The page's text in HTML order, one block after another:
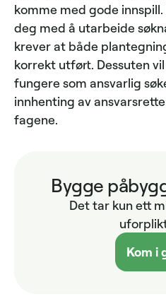
komme med gode
deg med å utarbeide
krever at både
korrekt utført. Dessuten
fungere som ansvarlig
innhenting av
fagene.
Bygge
Det tar kun ett
Kom i